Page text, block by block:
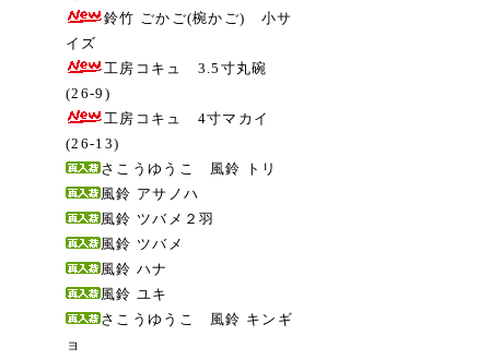
鈴竹 ごかご(椀かご) 小サ
イズ
工房コキュ 3.5寸丸碗
(26-9)
工房コキュ 4寸マカイ
(26-13)
さこうゆうこ 風鈴 トリ
風鈴 アサノハ
風鈴 ツバメ２羽
風鈴 ツバメ
風鈴 ハナ
風鈴 ユキ
さこうゆうこ 風鈴 キンギ
ョ